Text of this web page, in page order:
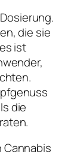
die sie
ist
die